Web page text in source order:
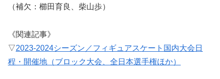
（補欠：櫛田育良、柴山歩）
《関連記事》
▽2023-2024シーズン／フィギュアスケート国内大会日
程・開催地（ブロック大会、全日本選手権ほか）